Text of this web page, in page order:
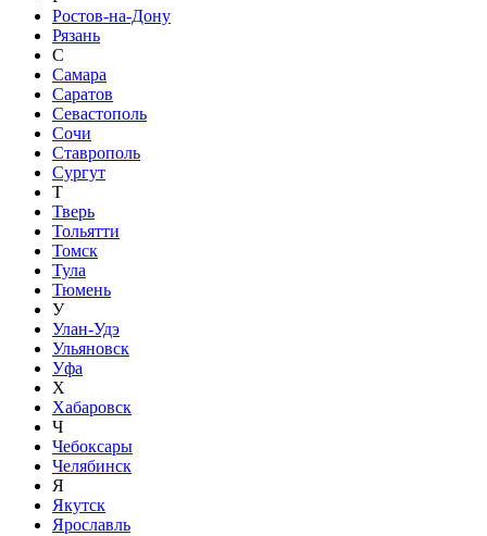
Ростов-на-Дону
Рязань
С
Самара
Саратов
Севастополь
Сочи
Ставрополь
Сургут
Т
Тверь
Тольятти
Томск
Тула
Тюмень
У
Улан-Удэ
Ульяновск
Уфа
Х
Хабаровск
Ч
Чебоксары
Челябинск
Я
Якутск
Ярославль